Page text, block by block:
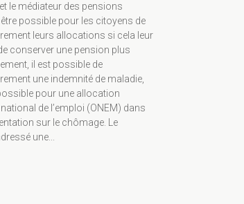
le médiateur des pensions
possible pour les citoyens de
leurs allocations si cela leur
conserver une pension plus
il est possible de
une indemnité de maladie,
pour une allocation
de l’emploi (ONEM) dans
sur le chômage. Le
une...